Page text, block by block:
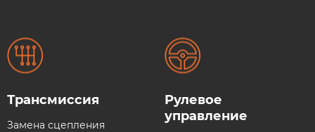
Трансмиссия​
Замена сцепления
Рулевое
управление​